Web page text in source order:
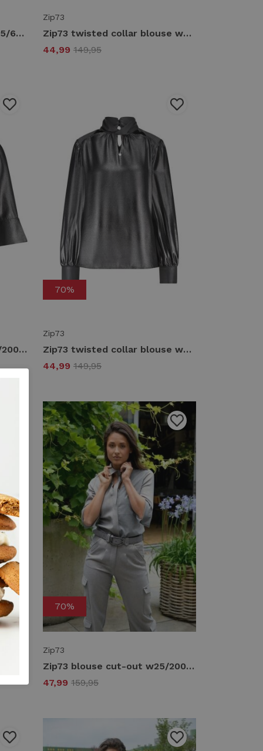
Zip73 longdress velvet w25/634/01/001 Jurk 001 black
Zip73
Zip73 twisted collar blouse w25/205/03/500 Blouse 500 purple
44,99 149,95
Zip73 blouse cut-out w25/200/03/045 Blouse 045 metallic grey
70%
Zip73
Zip73 twisted collar blouse w25/205/02/045 Blouse 045 metallic grey
44,99 149,95
70%
Zip73
Zip73 blouse cut-out w25/200/01/730 Blouse 730 sparkling grey
47,99 159,95